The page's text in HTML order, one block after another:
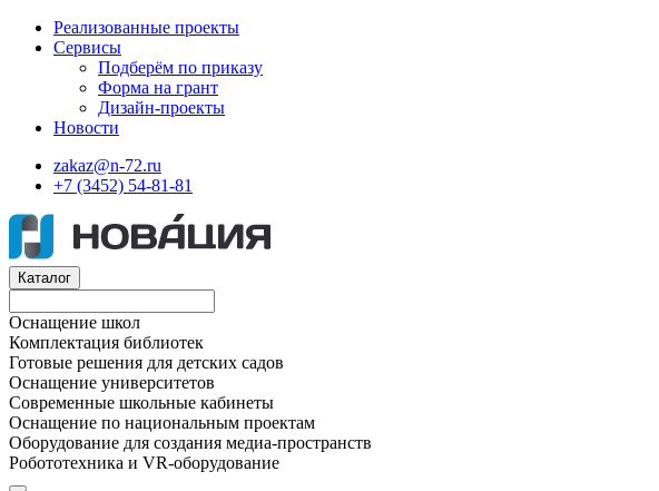
Реализованные проекты
Сервисы
Подберём по приказу
Форма на грант
Дизайн-проекты
Новости
zakaz@n-72.ru
+7 (3452) 54-81-81
Каталог
Оснащение школ
Комплектация библиотек
Готовые решения для детских садов
Оснащение университетов
Современные школьные кабинеты
Оснащение по национальным проектам
Оборудование для создания медиа-пространств
Робототехника и VR-оборудование